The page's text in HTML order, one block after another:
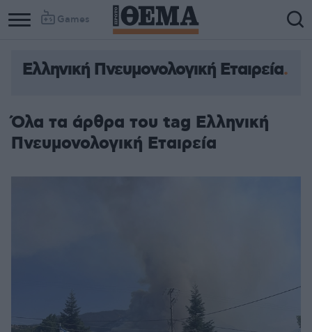
Games
Ελληνική Πνευμονολογική Εταιρεία
Όλα τα άρθρα του tag Ελληνική
Πνευμονολογική Εταιρεία